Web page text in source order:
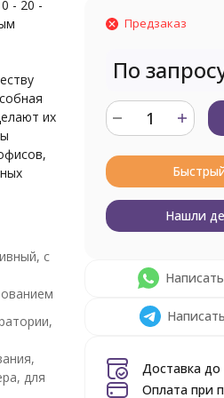
- 20 -
их
с
для
Предзаказ
По
Нашли
Доставка
Оплата при